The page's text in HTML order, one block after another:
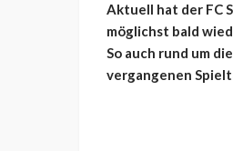
Aktuell hat der FC
möglichst bald
So auch rund um
vergangenen